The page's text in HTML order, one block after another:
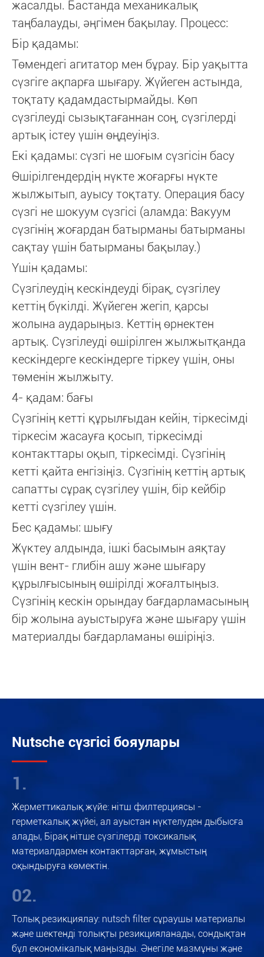
жасалды. Бастанда механикалық
таңбалауды, әңгімен бақылау. Процесс:
Бір қадамы:
Төмендегі агитатор мен бұрау. Бір уақытта
сүзгіге ақпарға шығару. Жүйеген астында,
тоқтату қадамдастырмайды. Көп
сүзгілеуді сызықтағаннан соң, сүзгілерді
артық істеу үшін өңдеуіңіз.
Екі қадамы: сүзгі не шоғым сүзгісін басу
Өшірілгендердің нүкте жоғарғы нүкте
жылжытып, ауысу тоқтату. Операция басу
сүзгі не шокуум сүзгісі (аламда: Вакуум
сүзгінің жоғардан батырманы батырманы
сақтау үшін батырманы бақылау.)
Үшін қадамы:
Сүзгілеудің кескіндеуді бірақ, сүзгілеу
кеттің бүкілді. Жүйеген жегіп, қарсы
жолына аударыңыз. Кеттің өрнектен
артық. Сүзгілеуді өшірілген жылжытқанда
кескіндерге кескіндерге тіркеу үшін, оны
төменін жылжыту.
4- қадам: бағы
Сүзгінің кетті құрылғыдан кейін, тіркесімді
тіркесім жасауға қосып, тіркесімді
контакттары оқып, тіркесімді. Сүзгінің
кетті қайта енгізіңіз. Сүзгінің кеттің артық
сапатты сұрақ сүзгілеу үшін, бір кейбір
кетті сүзгілеу үшін.
Бес қадамы: шығу
Жүктеу алдында, ішкі басымын аяқтау
үшін вент- глибін ашу және шығару
құрылғысының өшірілді жоғалтыңыз.
Сүзгінің кескін орындау бағдарламасының
бір жолына ауыстыруға және шығару үшін
материалды бағдарламаны өшіріңіз.
Nutsche сүзгісі бояулары
1.
Жерметтикалық жүйе: нітш филтерциясы -
герметкалық жүйеі, ал ауыстан нүктелуден дыбысға
алады, Бірақ нітше сүзгілерді токсикалық
материалдармен контакттарған, жұмыстың
оқындыруға көмектін.
02.
Толық резикциялау: nutsch filter сұраушы материалы
және шектенді толықты резикцияланады, сондықтан
бұл економікалық маңызды. Әнегіле мазмұны және